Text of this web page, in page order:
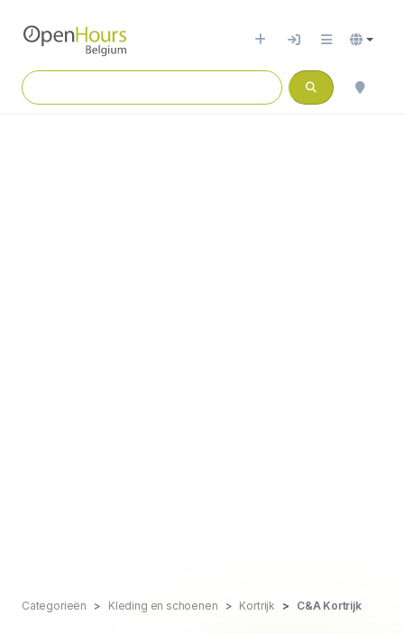
Categorieën Kleding en schoenen Kortrijk C&A Kortrijk